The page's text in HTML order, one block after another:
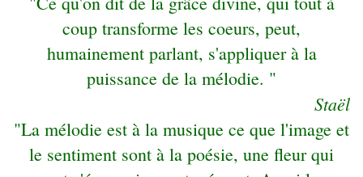
coup transforme les coeurs, peut,
humainement parlant, s'appliquer à la
puissance de la mélodie. "
Staël
"La mélodie est à la musique ce que l'image et
le sentiment sont à la poésie, une fleur qui